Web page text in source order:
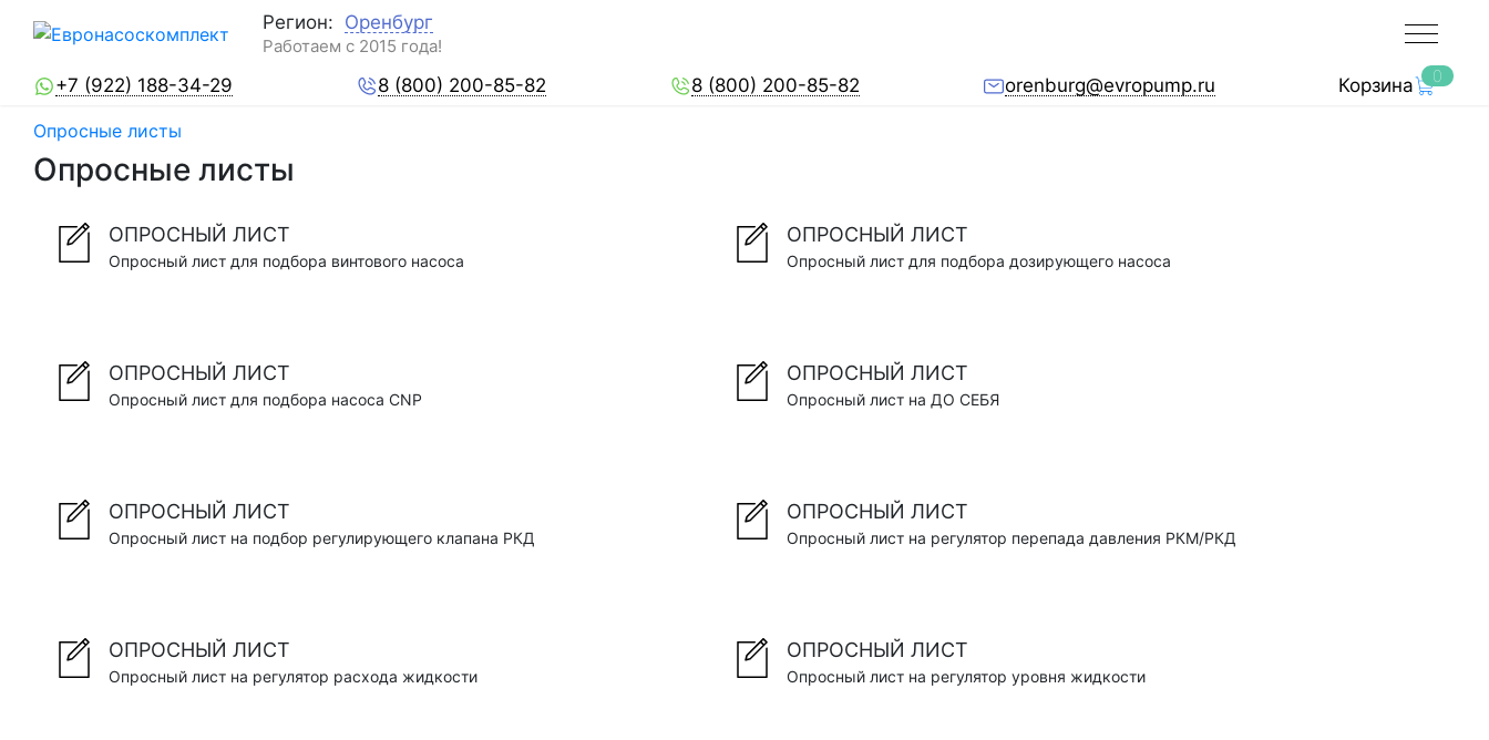
Регион: Оренбург
Работаем с 2015 года!
+7 (922) 188-34-29 8 (800) 200-85-82 8 (800) 200-85-82 orenburg@evropump.ru Корзина 0
Опросные листы
Опросные листы
ОПРОСНЫЙ ЛИСТ
Опросный лист для подбора винтового насоса
ОПРОСНЫЙ ЛИСТ
Опросный лист для подбора дозирующего насоса
ОПРОСНЫЙ ЛИСТ
Опросный лист для подбора насоса CNP
ОПРОСНЫЙ ЛИСТ
Опросный лист на ДО СЕБЯ
ОПРОСНЫЙ ЛИСТ
Опросный лист на подбор регулирующего клапана РКД
ОПРОСНЫЙ ЛИСТ
Опросный лист на регулятор перепада давления РКМ/РКД
ОПРОСНЫЙ ЛИСТ
Опросный лист на регулятор расхода жидкости
ОПРОСНЫЙ ЛИСТ
Опросный лист на регулятор уровня жидкости